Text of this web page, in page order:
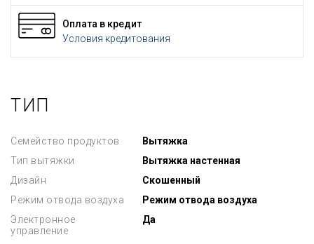
Оплата в кредит
Условия кредитования
ТИП
Семейство продуктов
Вытяжка
Тип вытяжки
Вытяжка настенная
Дизайн
Скошенный
Режим отвода воздуха
Режим отвода воздуха
Электронное
управление
Да